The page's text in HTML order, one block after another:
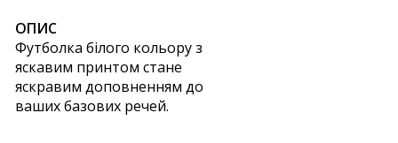
ОПИС
Футболка білого кольору з
яскавим принтом стане
яскравим доповненням до
ваших базових речей.